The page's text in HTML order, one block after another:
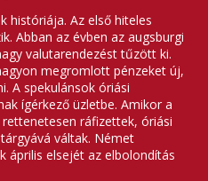
históriája. Az első hiteles
Abban az évben az augsburgi
valutarendezést tűzött ki.
megromlott pénzeket új,
A spekulánsok óriási
ígérkező üzletbe. Amikor a
ráfizettek, óriási
váltak. Német
április elsejét az elbolondítás